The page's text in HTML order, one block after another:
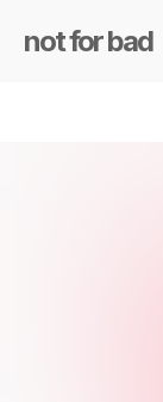
not for bad